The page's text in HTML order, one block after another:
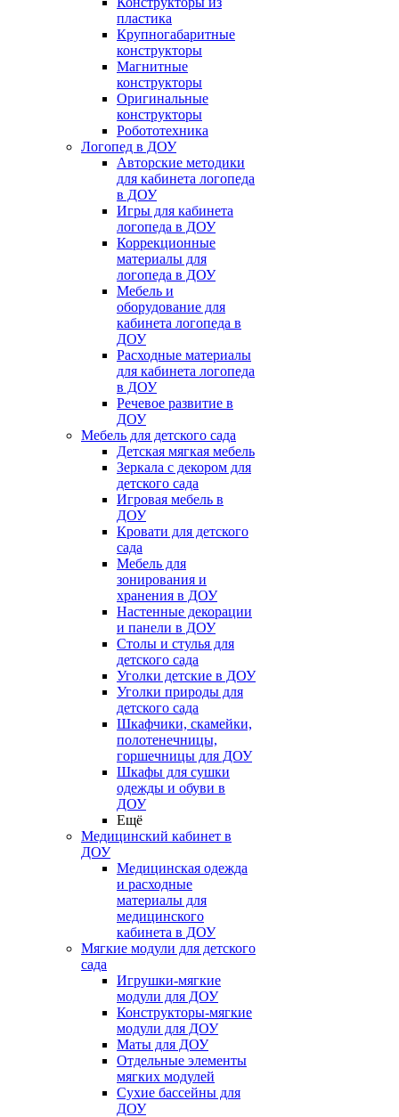
пластика
Крупногабаритные
конструкторы
Магнитные
конструкторы
Оригинальные
конструкторы
Робототехника
Логопед в ДОУ
Авторские методики
для кабинета логопеда
в ДОУ
Игры для кабинета
логопеда в ДОУ
Коррекционные
материалы для
логопеда в ДОУ
Мебель и
оборудование для
кабинета логопеда в
ДОУ
Расходные материалы
для кабинета логопеда
в ДОУ
Речевое развитие в
ДОУ
Мебель для детского сада
Детская мягкая мебель
Зеркала с декором для
детского сада
Игровая мебель в
ДОУ
Кровати для детского
сада
Мебель для
зонирования и
хранения в ДОУ
Настенные декорации
и панели в ДОУ
Столы и стулья для
детского сада
Уголки детские в ДОУ
Уголки природы для
детского сада
Шкафчики, скамейки,
полотенечницы,
горшечницы для ДОУ
Шкафы для сушки
одежды и обуви в
ДОУ
Ещё
Медицинский кабинет в
ДОУ
Медицинская одежда
и расходные
материалы для
медицинского
кабинета в ДОУ
Мягкие модули для детского
сада
Игрушки-мягкие
модули для ДОУ
Конструкторы-мягкие
модули для ДОУ
Маты для ДОУ
Отдельные элементы
мягких модулей
Сухие бассейны для
ДОУ